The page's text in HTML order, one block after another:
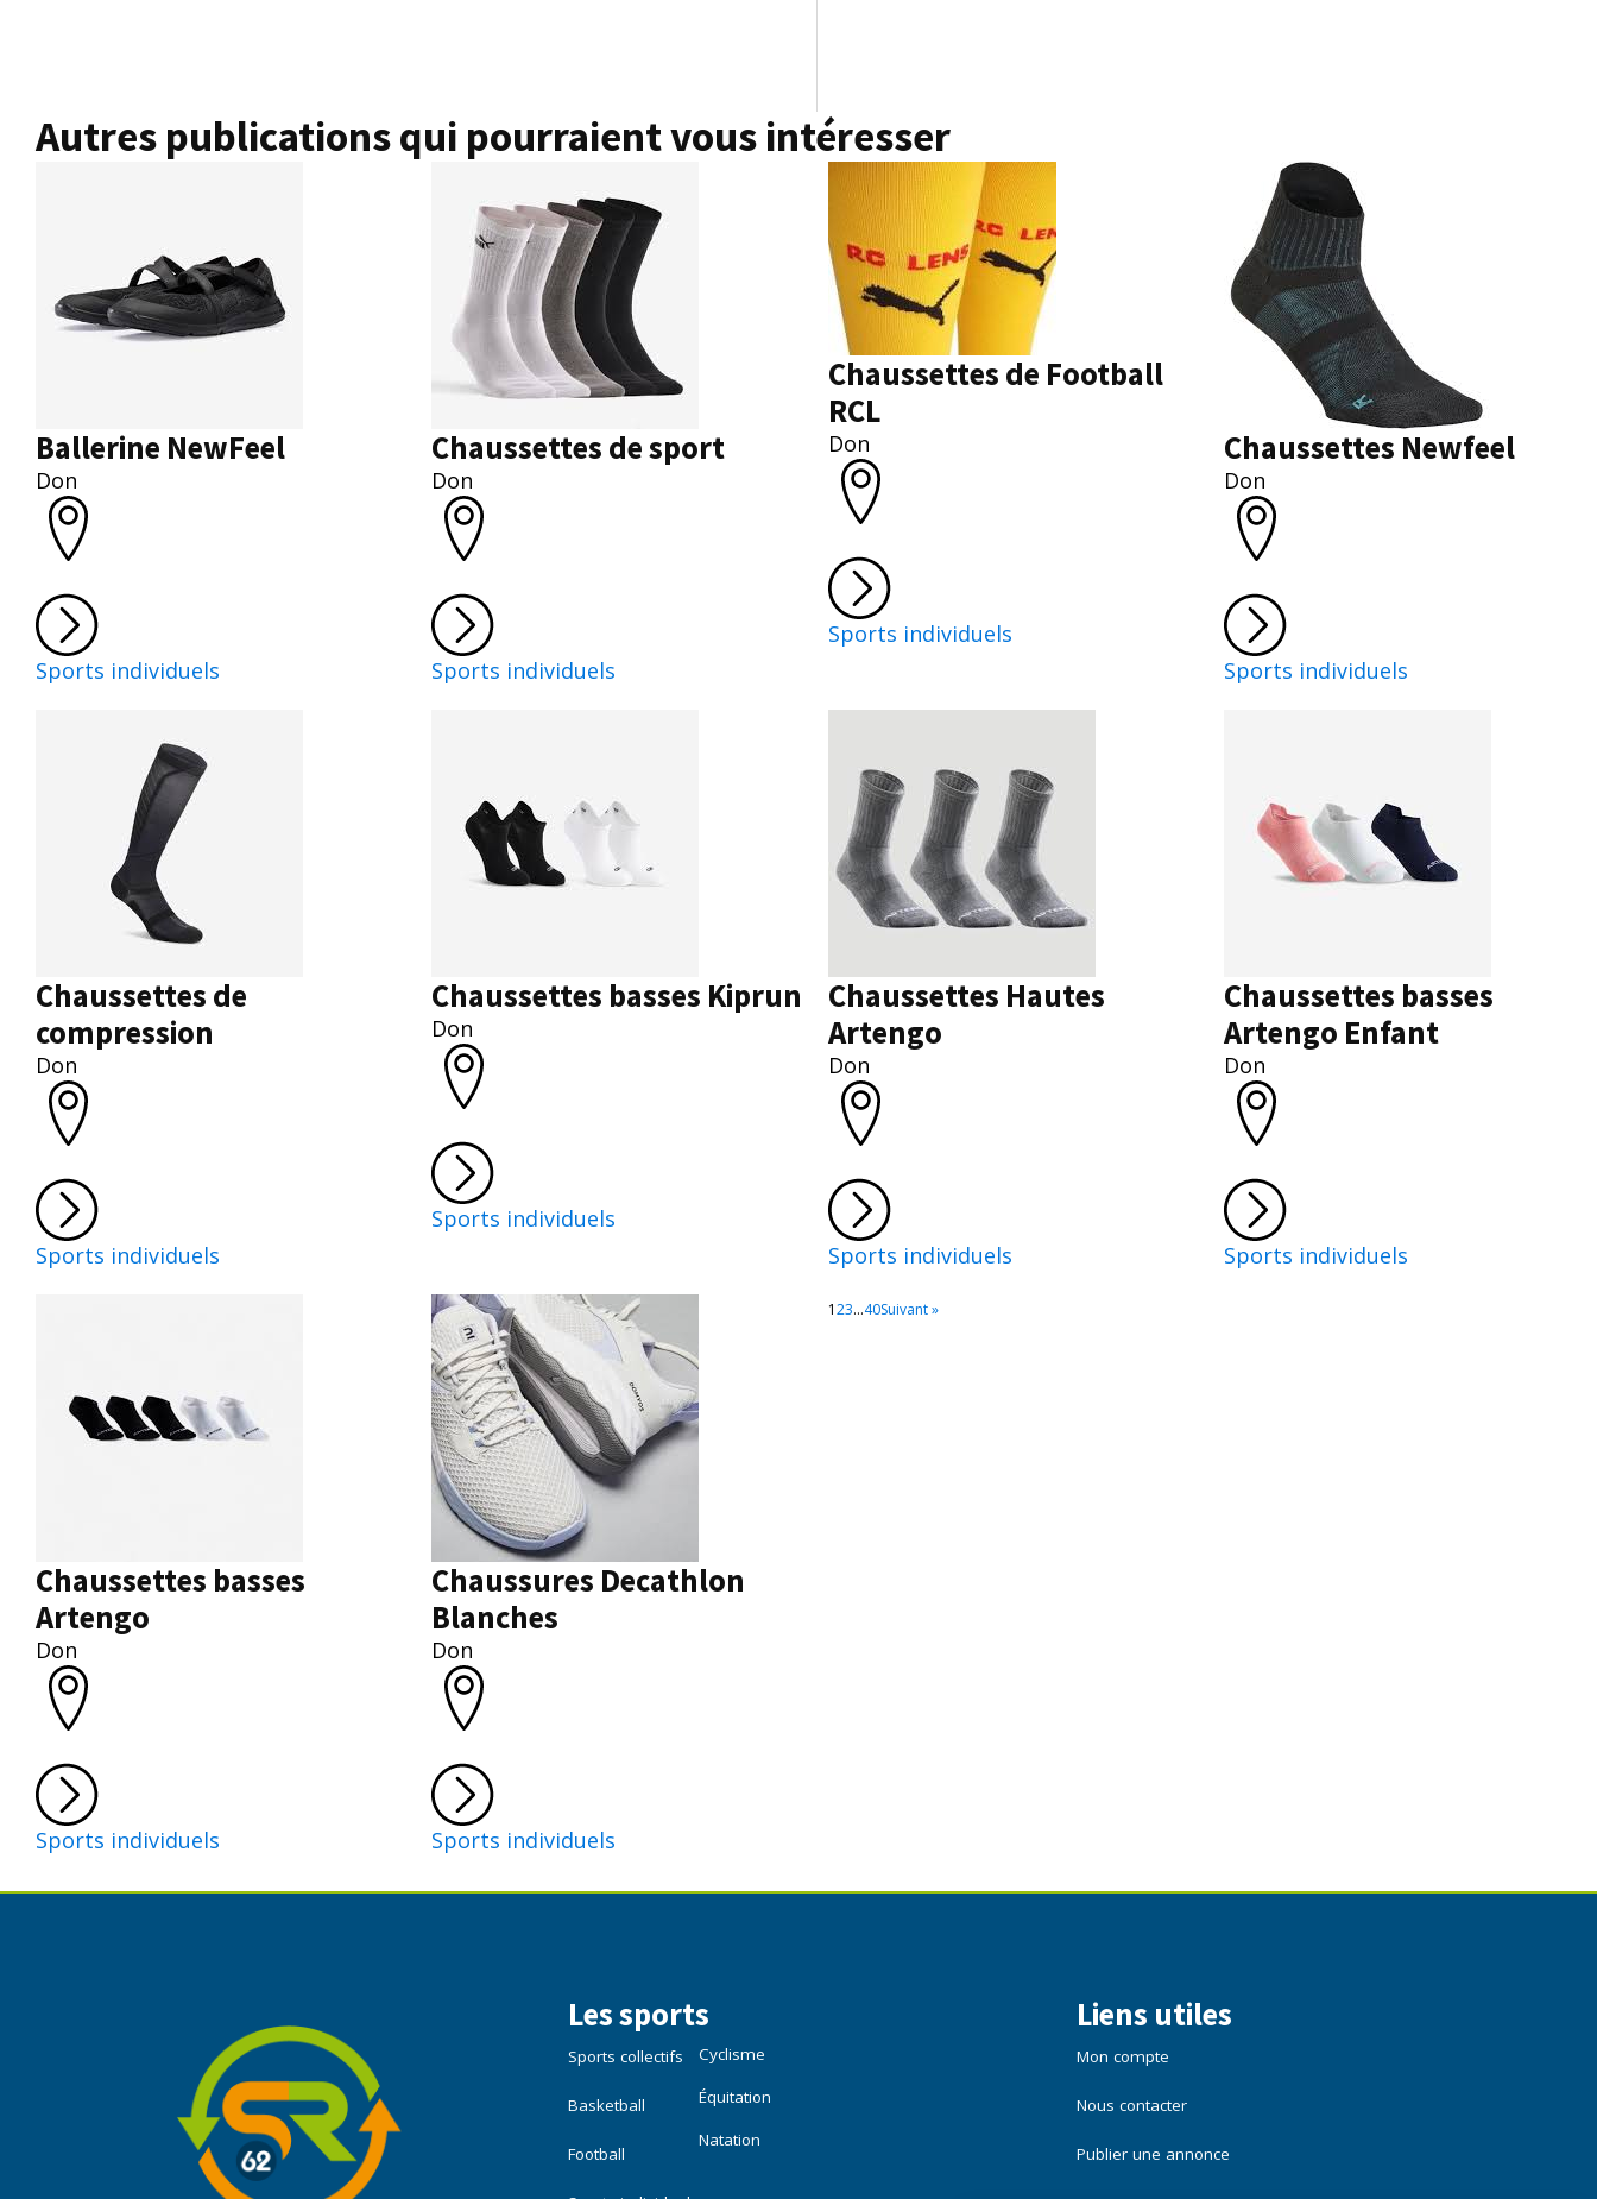
Autres publications qui pourraient vous intéresser
Ballerine NewFeel
Don
Sports individuels
Chaussettes de sport
Don
Sports individuels
Chaussettes de Football
RCL
Don
Sports individuels
Chaussettes Newfeel
Don
Sports individuels
Chaussettes de
compression
Don
Sports individuels
Chaussettes basses Kiprun
Don
Sports individuels
Chaussettes Hautes
Artengo
Don
Sports individuels
Chaussettes basses
Artengo Enfant
Don
Sports individuels
Chaussettes basses
Artengo
Don
Sports individuels
Chaussures Decathlon
Blanches
Don
Sports individuels
123…40Suivant »
Les sports
Sports collectifs
Basketball
Football
Cyclisme
Équitation
Natation
Liens utiles
Mon compte
Nous contacter
Publier une annonce